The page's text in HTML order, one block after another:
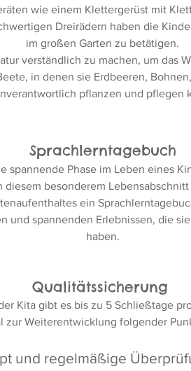
wie einem Klettergerüst mit
Dreirädern haben die
im großen Garten zu betätigen.
verständlich zu machen, um das
in denen sie Erdbeeren,
pflanzen und pflegen
Sprachlerntagebuch
spannende Phase im Leben eines
diesem besonderem
ein
und spannenden Erlebnissen, die
haben.
Qualitätssicherung
Kita gibt es bis zu 5 Schließtage
zur Weiterentwicklung folgender
und regelmäßige